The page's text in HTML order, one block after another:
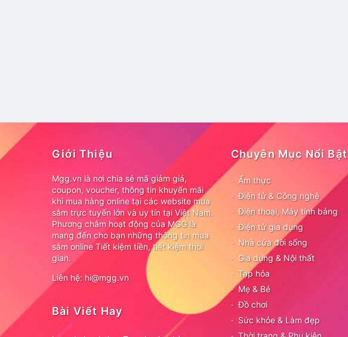
Giới Thiệu
Mgg.vn là nơi chia sẻ mã giảm giá,
coupon, voucher, thông tin khuyến mãi
khi mua hàng online tại các website mua
sắm trực tuyến lớn và uy tín tại Việt Nam.
Phương châm hoạt động của MGG là
mang đến cho bạn những thông tin mua
sắm online Tiết kiệm tiền, tiết kiệm thời
gian.
Liên hệ: hi@mgg.vn
Bài Viết Hay
Chuyên Mục Nổi Bật
Ẩm thực
Điện tử & Công nghệ
Điện thoại, Máy tính bảng
Điện tử gia dụng
Nhà cửa đời sống
Gia dụng & Nội thất
Tạp hóa
Mẹ & Bé
Đồ chơi
Sức khỏe & Làm đẹp